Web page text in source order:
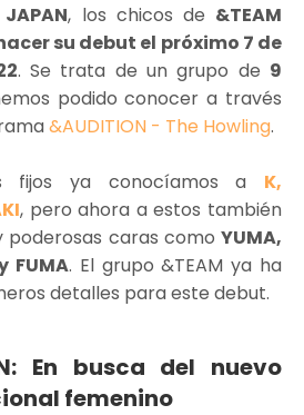
JAPAN, los chicos de &TEAM
su debut el próximo 7 de
. Se trata de un grupo de 9
podido conocer a través
&AUDITION - The Howling.
fijos ya conocíamos a K,
, pero ahora a estos también
poderosas caras como YUMA,
FUMA. El grupo &TEAM ya ha
detalles para este debut.
En busca del nuevo
femenino